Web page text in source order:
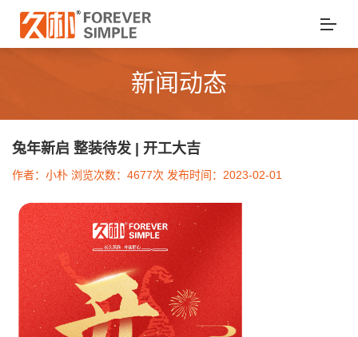
新闻动态
兔年新启 整装待发 | 开工大吉
作者：小朴 浏览次数：4677次 发布时间：2023-02-01